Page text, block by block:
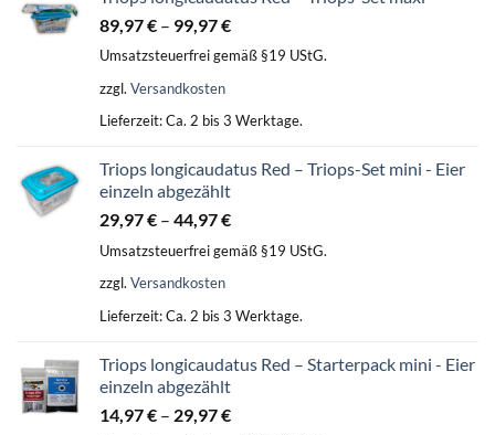
89,97€ – 99,97€
Umsatzsteuerfrei gemäß §19 UStG.
zzgl. Versandkosten
Lieferzeit:Ca. 2 bis 3 Werktage.
Triops longicaudatus Red – Triops-Set mini - Eier
einzeln abgezählt
29,97€ – 44,97€
Umsatzsteuerfrei gemäß §19 UStG.
zzgl. Versandkosten
Lieferzeit:Ca. 2 bis 3 Werktage.
Triops longicaudatus Red – Starterpack mini - Eier
einzeln abgezählt
14,97€ – 29,97€